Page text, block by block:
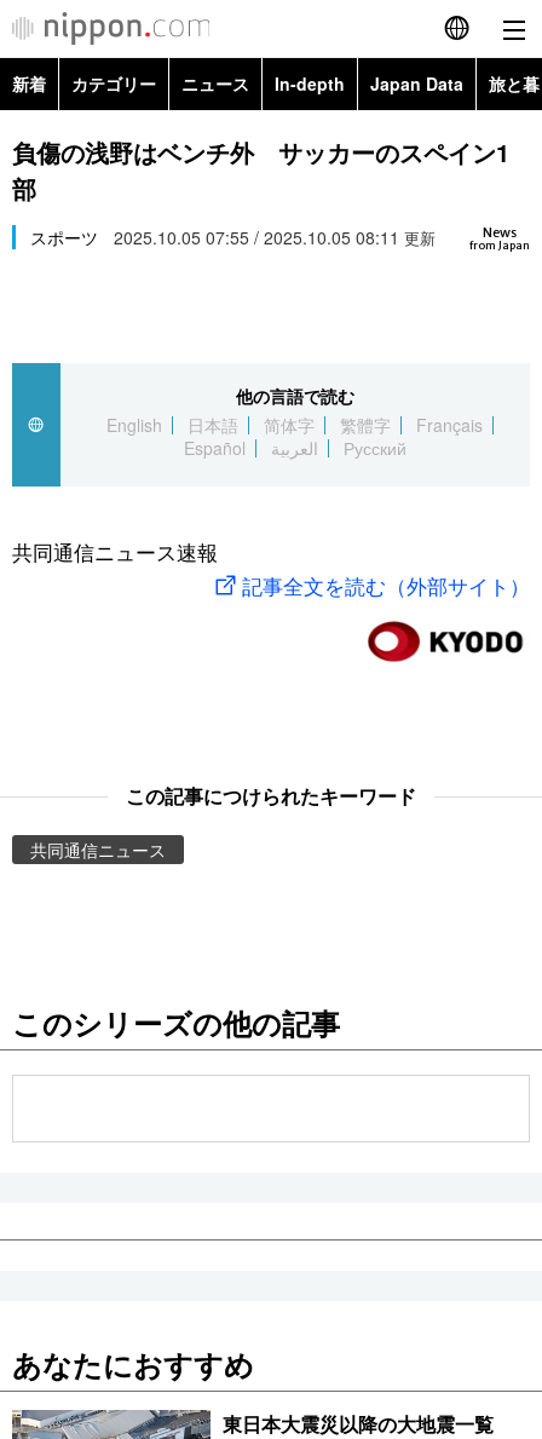
English
简体字
Русский
カテゴリー
経済・ビジネス
国際
スポーツ・東京2020
トップ
アーカイブ
In-depth
Japan Data
Images
お知らせ
新着 カテゴリー ニュース In-depth Japan Data 旅と
政治・外交
経済・ビジネス
スポーツ・東京2020
Topics
負傷の浅野はベンチ外 サッカーのスペイン1
部
News
from Japan
スポーツ 2025.10.05 07:55 / 2025.10.05 08:11 更新
他の言語で読む
English
日本語 简体字 繁體字
Français
Español
العربية Русский
共同通信ニュース速報
記事全文を読む（外部サイト）
この記事につけられたキーワード
共同通信ニュース
このシリーズの他の記事
あなたにおすすめ
東日本大震災以降の大地震一覧